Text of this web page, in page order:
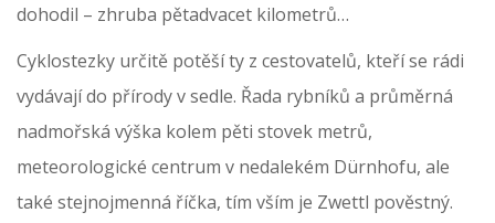
dohodil – zhruba pětadvacet kilometrů…
Cyklostezky určitě potěší ty z cestovatelů, kteří se rádi
vydávají do přírody v sedle. Řada rybníků a průměrná
nadmořská výška kolem pěti stovek metrů,
meteorologické centrum v nedalekém Dürnhofu, ale
také stejnojmenná říčka, tím vším je Zwettl pověstný.